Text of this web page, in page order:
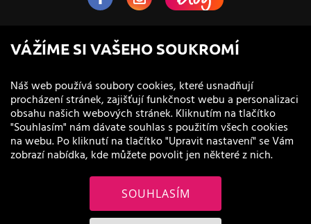
NaVlas.cz - Vlasová kosmetika
provozovatel e-shopu a prodejen
VÁŽÍME SI VAŠEHO SOUKROMÍ
Náš web používá soubory cookies, které usnadňují
procházení stránek, zajišťují funkčnost webu a personalizaci
obsahu našich webových stránek. Kliknutím na tlačítko
"Souhlasím" nám dávate souhlas s použitím všech cookies
na webu. Po kliknutí na tlačítko "Upravit nastavení" se Vám
zobrazí nabídka, kde můžete povolit jen některé z nich.
SOUHLASÍM